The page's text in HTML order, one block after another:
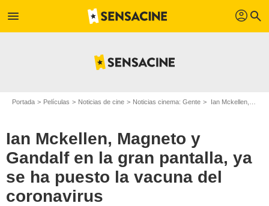
menu profil search
Portada Películas Noticias de cine Noticias cinema: Gente Ian Mckellen, Magneto y Gandalf en la gran pantalla, ya se ha puesto la vacuna del coronavirus
Ian Mckellen, Magneto y
Gandalf en la gran pantalla, ya
se ha puesto la vacuna del
coronavirus